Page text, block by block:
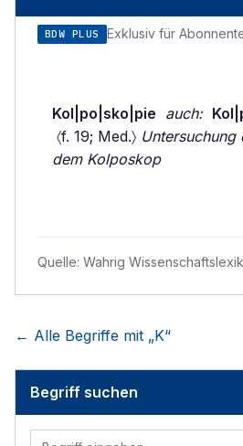
BDW PLUS Exklusiv für
Kol|po|sko|pie auch:
〈f. 19; Med.〉 Untersuchung
dem Kolposkop
Quelle: Wahrig
← Alle Begriffe mit „K“
Begriff suchen